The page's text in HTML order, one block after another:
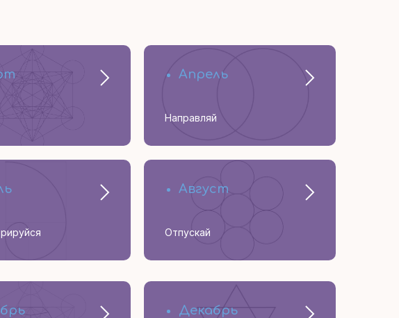
Апрель
Направляй
Август
Отпускай
Декабрь